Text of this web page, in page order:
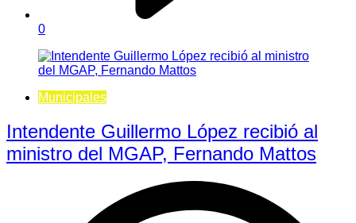
0
Municipales
Intendente Guillermo López recibió al
ministro del MGAP, Fernando Mattos